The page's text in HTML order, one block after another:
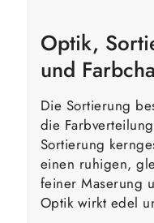
Optik,
und
Die Sortierung
die
Sortierung
einen ruhigen,
feiner Maserung
Optik wirkt edel